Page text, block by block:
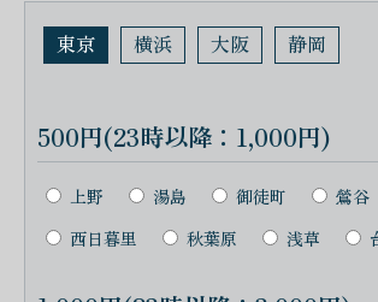
東京 横浜 大阪 静岡
500円(23時以降：1,000円)
上野 湯島 御徒町 鶯谷
西日暮里
秋葉原 浅草